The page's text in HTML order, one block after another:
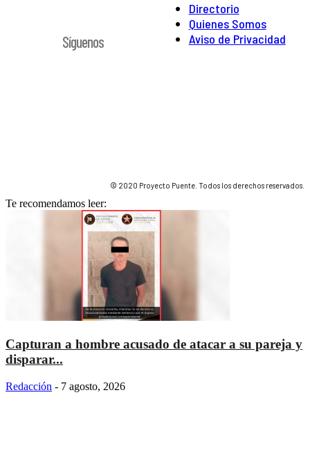
Directorio
Quienes Somos
Aviso de Privacidad
Síguenos
© 2020 Proyecto Puente. Todos los derechos reservados.
Te recomendamos leer:
Capturan a hombre acusado de atacar a su pareja y
disparar...
Redacción - 7 agosto, 2026